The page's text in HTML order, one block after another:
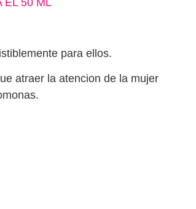
para ellos.
atraer la atencion de la mujer